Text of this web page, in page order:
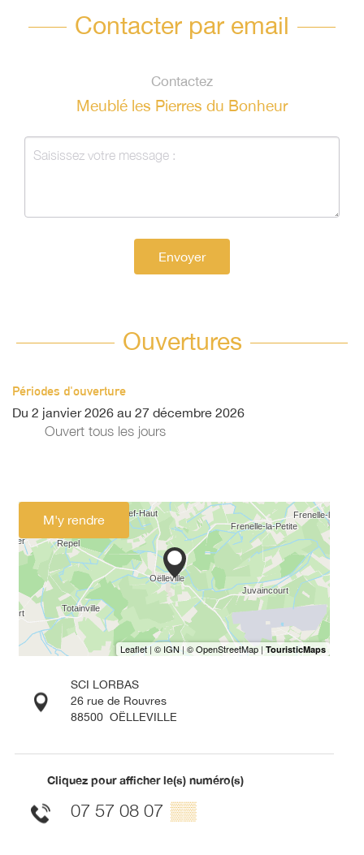
Contacter par email
Contactez
Meublé les Pierres du Bonheur
Envoyer
Ouvertures
Périodes d'ouverture
Du 2 janvier 2026 au 27 décembre 2026
Ouvert tous les jours
M'y rendre
SCI LORBAS
26 rue de Rouvres
88500 OËLLEVILLE
Cliquez pour afficher le(s) numéro(s)
07 57 08 07 ▒▒